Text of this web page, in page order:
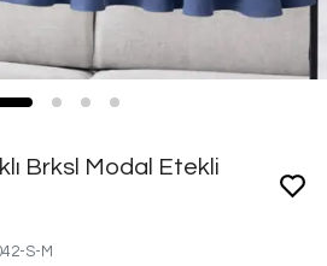
Brksl Modal Etekli
S-M